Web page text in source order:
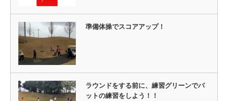
準備体操でスコアアップ！
ラウンドをする前に、練習グリーンでパ
ットの練習をしよう！！